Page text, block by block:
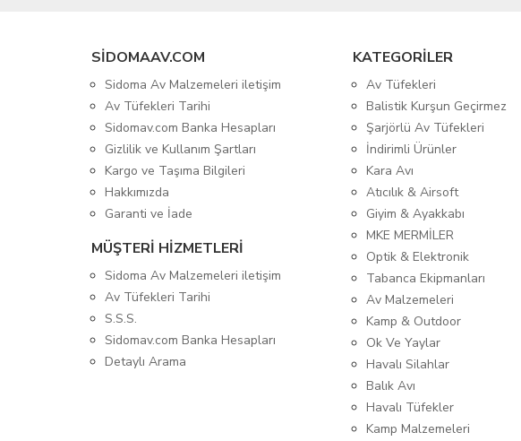
SIDOMAAV.COM
Sidoma Av Malzemeleri iletişim
Av Tüfekleri Tarihi
Sidomav.com Banka Hesapları
Gizlilik ve Kullanım Şartları
Kargo ve Taşıma Bilgileri
Hakkımızda
Garanti ve İade
MÜŞTERİ HİZMETLERİ
Sidoma Av Malzemeleri iletişim
Av Tüfekleri Tarihi
S.S.S.
Sidomav.com Banka Hesapları
Detaylı Arama
KATEGORİLER
Av Tüfekleri
Balistik Kurşun Geçirmez
Şarjörlü Av Tüfekleri
İndirimli Ürünler
Kara Avı
Atıcılık & Airsoft
Giyim & Ayakkabı
MKE MERMİLER
Optik & Elektronik
Tabanca Ekipmanları
Av Malzemeleri
Kamp & Outdoor
Ok Ve Yaylar
Havalı Silahlar
Balık Avı
Havalı Tüfekler
Kamp Malzemeleri